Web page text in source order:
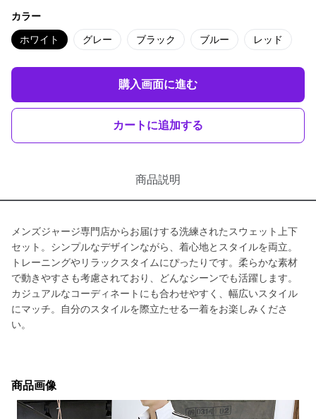
カラー
ホワイト グレー ブラック ブルー レッド
購入画面に進む
カートに追加する
商品説明
メンズジャージ専門店からお届けする洗練されたスウェット上下
セット。シンプルなデザインながら、着心地とスタイルを両立。
トレーニングやリラックスタイムにぴったりです。柔らかな素材
で動きやすさも考慮されており、どんなシーンでも活躍します。
カジュアルなコーディネートにも合わせやすく、幅広いスタイル
にマッチ。自分のスタイルを際立たせる一着をお楽しみくださ
い。
商品画像